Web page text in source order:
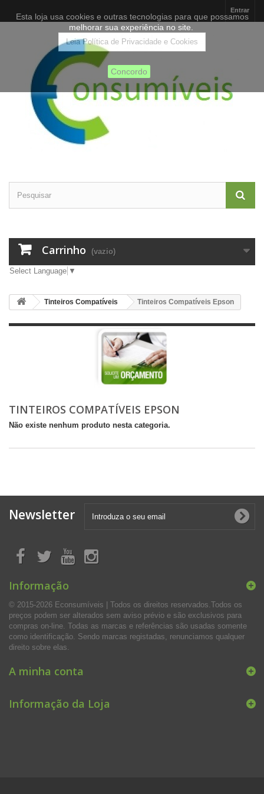
Entrar
Carrinho (vazio)
Select Language ▼
Tinteiros Compatíveis Tinteiros Compatíveis Epson
TINTEIROS COMPATÍVEIS EPSON
Não existe nenhum produto nesta categoria.
Newsletter
Informação
© 2015-2026 Econsumíveis | Todos os direitos reservados.Todos os
preços podem ser alterados sem aviso prévio e são exclusivos para
compras on-line. Todas as marcas e referências são usadas somente
como identificação. Sendo marcas registadas, renunciamos qualquer
direito sobre elas.
A minha conta
Informação da Loja
Esta loja usa cookies e outras tecnologias para que possamos
melhorar sua experiência no site.
Leia Política de Privacidade e Cookies
Concordo